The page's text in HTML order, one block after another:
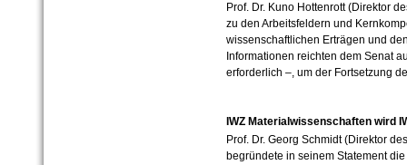
Prof. Dr. Kuno Hottenrott (Direktor
zu den Arbeitsfeldern und
wissenschaftlichen Erträgen und
Informationen reichten dem Senat
erforderlich –, um der Fortsetzung
IWZ Materialwissenschaften wird
Prof. Dr. Georg Schmidt (Direktor
begründete in seinem Statement